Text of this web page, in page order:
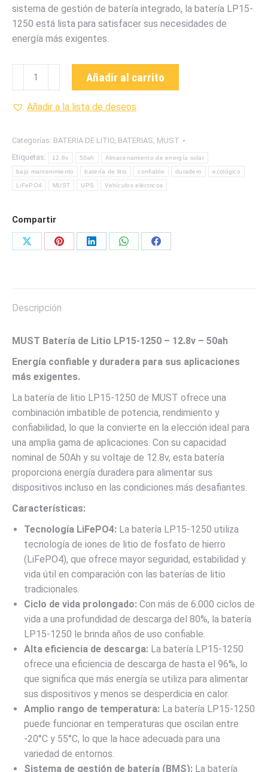
sistema de gestión de batería integrado, la batería LP15-
1250 está lista para satisfacer sus necesidades de
energía más exigentes.
LP15-
Bateria
de
12.8v
50ah
mm.
Conector
DIN
K
nominal
50A,
voltage
recomendado
de
carga
14.6V,
BMS
de
alta
eficiencia
MARCA
cantidad
Añadir al carrito
Añadir a la lista de deseos
Categorías: BATERIA DE LITIO, BATERIAS, MUST
Etiquetas:
12.8v 50ah Almacenamiento de energía solar
bajo mantenimiento batería de litio confiable duradero ecológico
LiFePO4 MUST UPS Vehículos eléctricos
Compartir
Share
Share
Share
Share
Share
Descripción
MUST Batería de Litio LP15-1250 – 12.8v – 50ah
Energía confiable y duradera para sus aplicaciones
más exigentes.
La batería de litio LP15-1250 de MUST ofrece una
combinación imbatible de potencia, rendimiento y
confiabilidad, lo que la convierte en la elección ideal para
una amplia gama de aplicaciones. Con su capacidad
nominal de 50Ah y su voltaje de 12.8v, esta batería
proporciona energía duradera para alimentar sus
dispositivos incluso en las condiciones más desafiantes.
Características:
Tecnología LiFePO4: La batería LP15-1250 utiliza
tecnología de iones de litio de fosfato de hierro
(LiFePO4), que ofrece mayor seguridad, estabilidad y
vida útil en comparación con las baterías de litio
tradicionales.
Ciclo de vida prolongado: Con más de 6.000 ciclos de
vida a una profundidad de descarga del 80%, la batería
LP15-1250 le brinda años de uso confiable.
Alta eficiencia de descarga: La batería LP15-1250
ofrece una eficiencia de descarga de hasta el 96%, lo
que significa que más energía se utiliza para alimentar
sus dispositivos y menos se desperdicia en calor.
Amplio rango de temperatura: La batería LP15-1250
puede funcionar en temperaturas que oscilan entre
-20°C y 55°C, lo que la hace adecuada para una
variedad de entornos.
Sistema de gestión de batería (BMS): La batería